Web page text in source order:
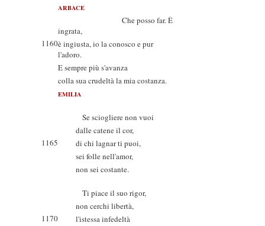
ARBACE
Che posso far. È
ingrata,
1160è ingiusta, io la conosco e pur
l'adoro.
E sempre più s'avanza
colla sua crudeltà la mia costanza.
EMILIA
Se sciogliere non vuoi
dalle catene il cor,
1165
di chi lagnar ti puoi,
sei folle nell'amor,
non sei costante.
Ti piace il suo rigor,
non cerchi libertà,
1170
l'istessa infedeltà